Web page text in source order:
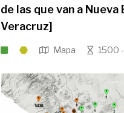
de las que van a Nueva
Veracruz]
Mapa 1500